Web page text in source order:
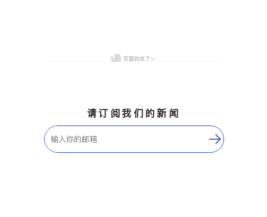
请订阅我们的新闻